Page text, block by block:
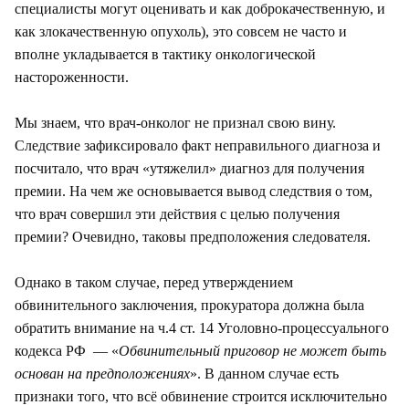
специалисты могут оценивать и как доброкачественную, и
как злокачественную опухоль), это совсем не часто и
вполне укладывается в тактику онкологической
настороженности.
Мы знаем, что врач-онколог не признал свою вину.
Следствие зафиксировало факт неправильного диагноза и
посчитало, что врач «утяжелил» диагноз для получения
премии. На чем же основывается вывод следствия о том,
что врач совершил эти действия с целью получения
премии? Очевидно, таковы предположения следователя.
Однако в таком случае, перед утверждением
обвинительного заключения, прокуратора должна была
обратить внимание на ч.4 ст. 14 Уголовно-процессуального
кодекса РФ — «Обвинительный приговор не может быть
основан на предположениях». В данном случае есть
признаки того, что всё обвинение строится исключительно